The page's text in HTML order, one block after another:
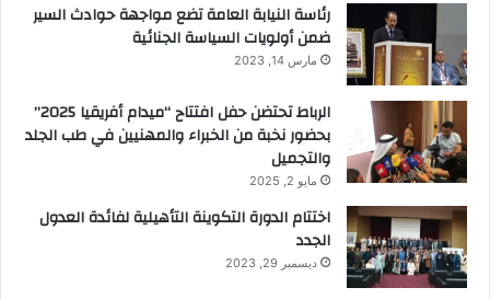
رئاسة النيابة العامة تضع مواجهة حوادث السير
ضمن أولويات السياسة الجنائية
مارس 14, 2023
الرباط تحتضن حفل افتتاح “ميدام أفريقيا 2025”
بحضور نخبة من الخبراء والمهنيين في طب الجلد
والتجميل
مايو 2, 2025
اختتام الدورة التكوينة التأهيلية لفائدة العدول
الجدد
ديسمبر 29, 2023